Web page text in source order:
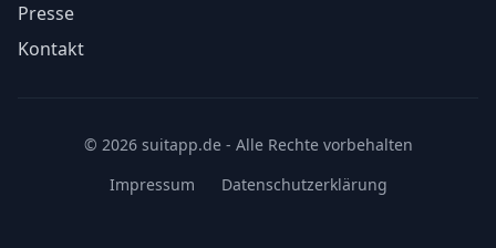
Presse
Kontakt
© 2026 suitapp.de - Alle Rechte vorbehalten
Impressum
Datenschutzerklärung